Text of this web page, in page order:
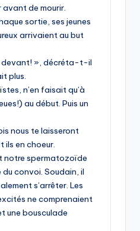
avant de mourir.
sortie, ses jeunes
arrivaient au but
devant! », décréta-t-il
plus.
n’en faisait qu’à
au début. Puis un
nous te laisseront
en choeur.
notre spermatozoïde
convoi. Soudain, il
s’arrêter. Les
ne comprenaient
une bousculade